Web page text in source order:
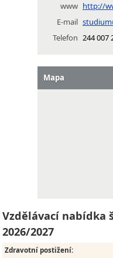
www http://
E-mail
Telefon 244 007
Mapa
Vzdělávací nabídka
2026/2027
Zdravotní postižení: